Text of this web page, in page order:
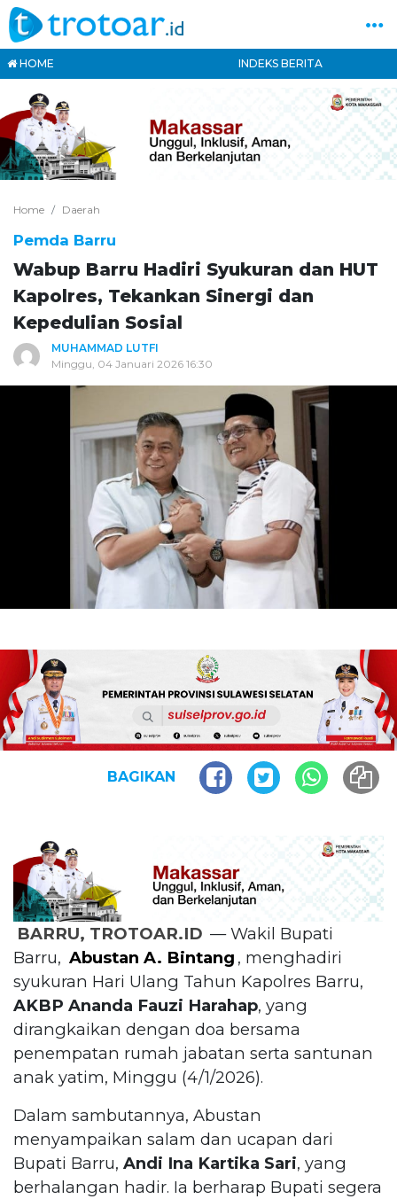
HOME INDEKS BERITA
Home Daerah
Pemda Barru
Wabup Barru Hadiri Syukuran dan HUT
Kapolres, Tekankan Sinergi dan
Kepedulian Sosial
MUHAMMAD LUTFI
Minggu, 04 Januari 2026 16:30
BAGIKAN
BARRU, TROTOAR.ID — Wakil Bupati
Barru, Abustan A. Bintang , menghadiri
syukuran Hari Ulang Tahun Kapolres Barru,
AKBP Ananda Fauzi Harahap, yang
dirangkaikan dengan doa bersama
penempatan rumah jabatan serta santunan
anak yatim, Minggu (4/1/2026).
Dalam sambutannya, Abustan
menyampaikan salam dan ucapan dari
Bupati Barru, Andi Ina Kartika Sari, yang
berhalangan hadir. Ia berharap Bupati segera